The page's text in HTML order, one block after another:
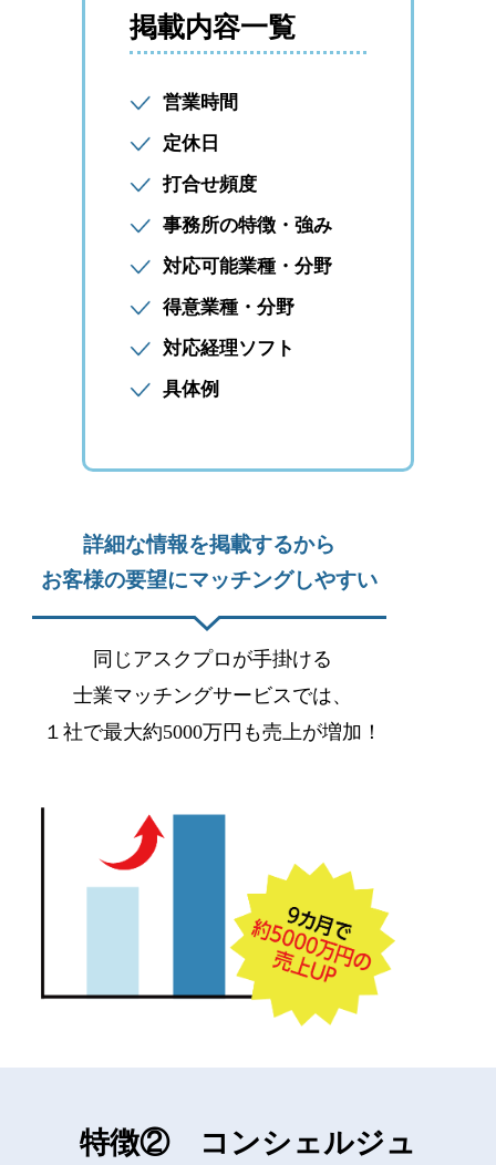
掲載内容一覧
営業時間
定休日
打合せ頻度
事務所の特徴・強み
対応可能業種・分野
得意業種・分野
対応経理ソフト
具体例
詳細な情報を掲載するから
お客様の要望にマッチングしやすい
同じアスクプロが手掛ける
士業マッチングサービスでは、
１社で最大約5000万円も売上が増加！
特徴② コンシェルジュ